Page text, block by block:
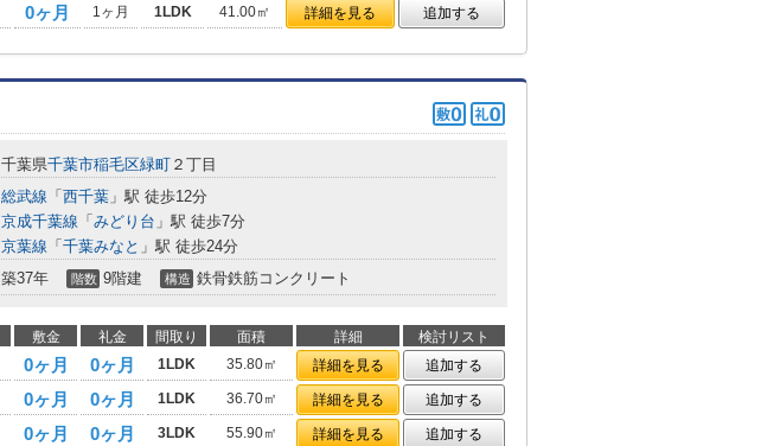
0ヶ月 1ヶ月 1LDK 41.00㎡ 詳細を見る 追加する
千葉県千葉市稲毛区緑町 ２丁目
総武線 「 西千葉 」駅 徒歩12分
京成千葉線 「 みどり台 」駅 徒歩7分
京葉線 「 千葉みなと 」駅 徒歩24分
築37年 階数 9階建 構造 鉄骨鉄筋コンクリート
敷金 礼金 間取り 面積 詳細
検討リスト
0ヶ月 0ヶ月 1LDK 35.80㎡ 詳細を見る
追加する
0ヶ月 0ヶ月 1LDK 36.70㎡ 詳細を見る
追加する
0ヶ月 0ヶ月 3LDK 55.90㎡ 詳細を見る
追加する